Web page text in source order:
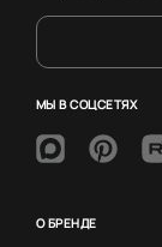
МЫ В СОЦСЕТЯХ
О БРЕНДЕ